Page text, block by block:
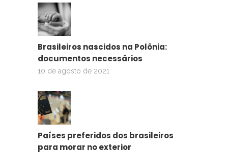
Brasileiros nascidos na Polônia:
documentos necessários
10 de agosto de 2021
Países preferidos dos brasileiros
para morar no exterior